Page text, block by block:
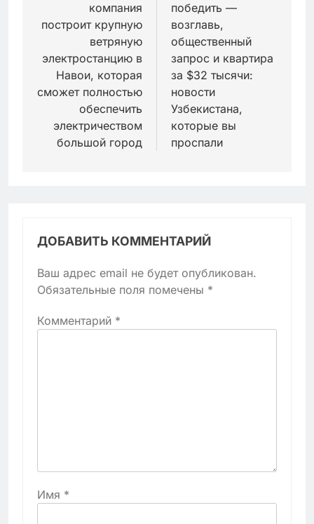
записям
компания
построит крупную
ветряную
электростанцию в
Навои, которая
сможет полностью
обеспечить
электричеством
большой город
победить —
возглавь,
общественный
запрос и квартира
за $32 тысячи:
новости
Узбекистана,
которые вы
проспали
ДОБАВИТЬ КОММЕНТАРИЙ
Ваш адрес email не будет опубликован.
Обязательные поля помечены *
Комментарий *
Имя *